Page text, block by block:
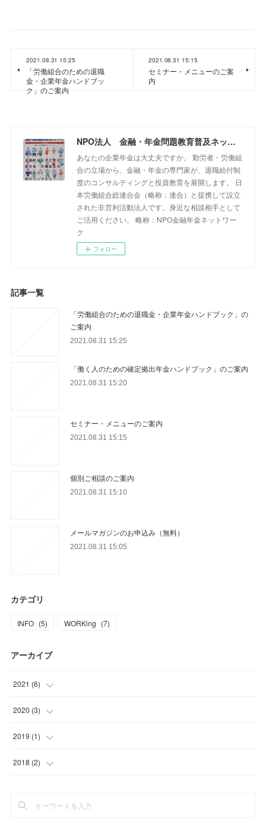
2021.08.31 15:25
「労働組合のための退職
金・企業年金ハンドブッ
ク」のご案内
2021.08.31 15:15
セミナー・メニューのご案
内
NPO法人 金融・年金問題教育普及ネットワーク
あなたの企業年金は大丈夫ですか。 勤労者・労働組
合の立場から、金融・年金の専門家が、退職給付制
度のコンサルティングと投資教育を展開します。 日
本労働組合総連合会（略称：連合）と提携して設立
された非営利活動法人です。身近な相談相手として
ご活用ください。 略称：NPO金融年金ネットワー
ク
フォロー
記事一覧
「労働組合のための退職金・企業年金ハンドブック」の
ご案内
2021.08.31 15:25
「働く人のための確定拠出年金ハンドブック」のご案内
2021.08.31 15:20
セミナー・メニューのご案内
2021.08.31 15:15
個別ご相談のご案内
2021.08.31 15:10
メールマガジンのお申込み（無料）
2021.08.31 15:05
カテゴリ
INFO (5) WORKing (7)
アーカイブ
2021 (6)
( )
( )
2020 (3)
( )
( )
2019 (1)
( )
2018 (2)